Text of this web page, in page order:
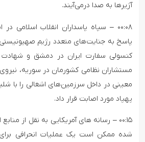
آژیرها به صدا درمی‌آیند.
۰۰:۰۸ – سپاه پاسداران انقلاب اسلامی
پاسخ به جنایت‌های متعدد رژیم
کنسولی سفارت ایران در دمشق و شهادت
مستشاران نظامی کشورمان در سوریه،
معینی در داخل سرزمین‌های اشغالی را با
پهپاد مورد اصابت قرار داد.
۰۰:۱۵ – رسانه های آمریکایی به نقل از
شده ممکن است یک عملیات انحرافی